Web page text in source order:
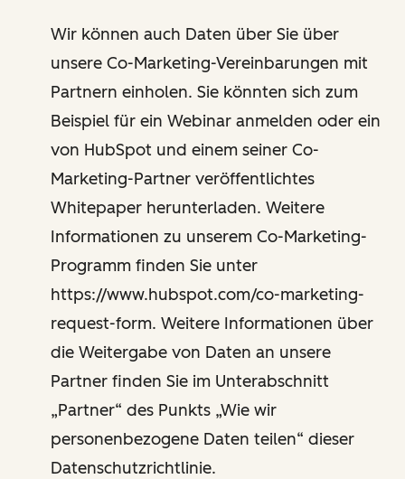
Wir können auch Daten über Sie über
unsere Co-Marketing-Vereinbarungen mit
Partnern einholen. Sie könnten sich zum
Beispiel für ein Webinar anmelden oder ein
von HubSpot und einem seiner Co-
Marketing-Partner veröffentlichtes
Whitepaper herunterladen. Weitere
Informationen zu unserem Co-Marketing-
Programm finden Sie unter
https://www.hubspot.com/co-marketing-
request-form. Weitere Informationen über
die Weitergabe von Daten an unsere
Partner finden Sie im Unterabschnitt
„Partner“ des Punkts „Wie wir
personenbezogene Daten teilen“ dieser
Datenschutzrichtlinie.